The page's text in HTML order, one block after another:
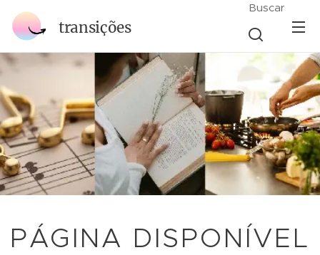
transições
Buscar
PÁGINA DISPONÍVEL